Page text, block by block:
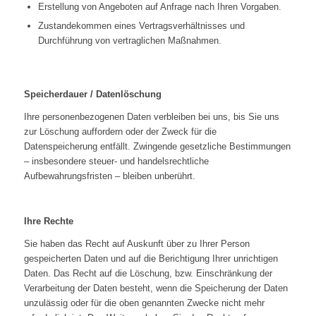
Erstellung von Angeboten auf Anfrage nach Ihren Vorgaben.
Zustandekommen eines Vertragsverhältnisses und
Durchführung von vertraglichen Maßnahmen.
Speicherdauer / Datenlöschung
Ihre personenbezogenen Daten verbleiben bei uns, bis Sie uns
zur Löschung auffordern oder der Zweck für die
Datenspeicherung entfällt. Zwingende gesetzliche Bestimmungen
– insbesondere steuer- und handelsrechtliche
Aufbewahrungsfristen – bleiben unberührt.
Ihre Rechte
Sie haben das Recht auf Auskunft über zu Ihrer Person
gespeicherten Daten und auf die Berichtigung Ihrer unrichtigen
Daten. Das Recht auf die Löschung, bzw. Einschränkung der
Verarbeitung der Daten besteht, wenn die Speicherung der Daten
unzulässig oder für die oben genannten Zwecke nicht mehr